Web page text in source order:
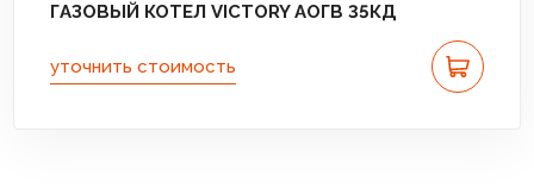
ГАЗОВЫЙ КОТЕЛ VICTORY АОГВ 35КД
уточнить стоимость